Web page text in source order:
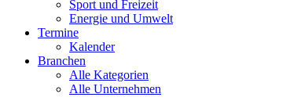
Sport und Freizeit
Energie und Umwelt
Termine
Kalender
Branchen
Alle Kategorien
Alle Unternehmen